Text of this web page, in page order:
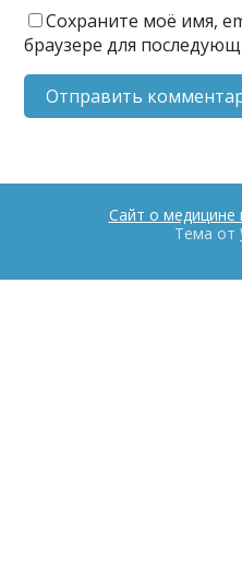
Сохраните моё имя,
браузере для
Сайт о медицине
Тема от